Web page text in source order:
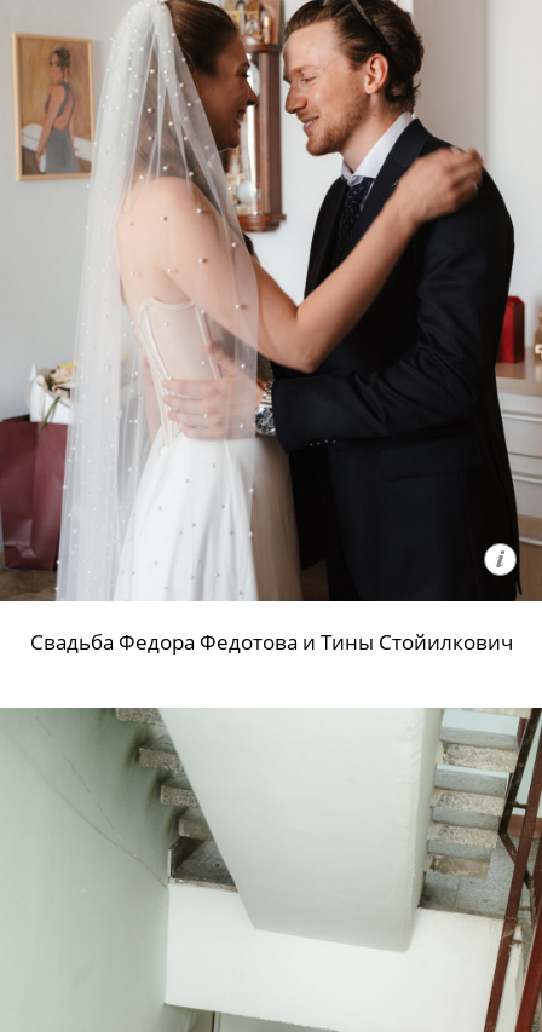
Свадьба Федора Федотова и Тины Стойилкович